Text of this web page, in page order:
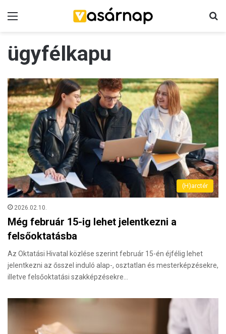
ügyfélkapu
(H)arctér
2026.02.10.
Még február 15-ig lehet jelentkezni a
felsőoktatásba
Az Oktatási Hivatal közlése szerint február 15-én éjfélig lehet
jelentkezni az ősszel induló alap-, osztatlan és mesterképzésekre,
illetve felsőoktatási szakképzésekre…